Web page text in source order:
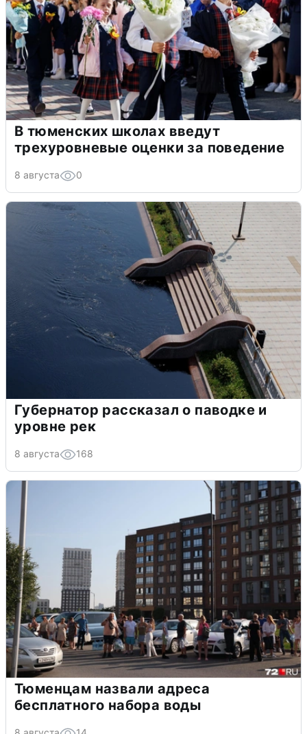
В тюменских школах введут
трехуровневые оценки за поведение
8 августа 0
Губернатор рассказал о паводке и
уровне рек
8 августа 168
Тюменцам назвали адреса
бесплатного набора воды